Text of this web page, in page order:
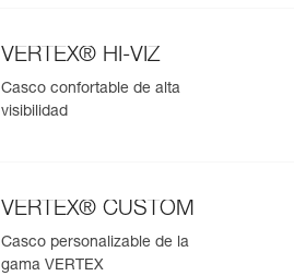
VERTEX® HI-VIZ
Casco confortable de alta
visibilidad
VERTEX® CUSTOM
Casco personalizable de la
gama VERTEX